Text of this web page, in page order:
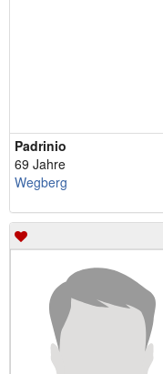
Padrinio
69 Jahre
Wegberg